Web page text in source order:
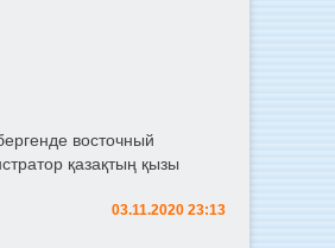
восточный
қазақтың қызы
03.11.2020 23:13